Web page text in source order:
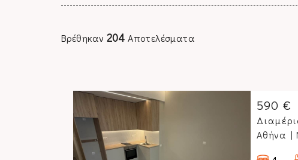
Βρέθηκαν 204 Αποτελέσματα
590 €
Αθήνα |